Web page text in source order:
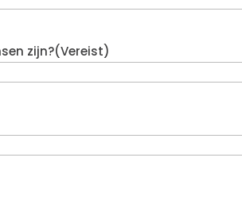
zijn?(Vereist)